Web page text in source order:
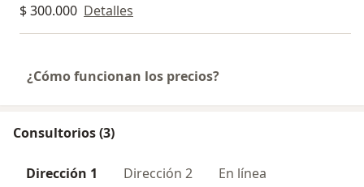
$ 300.000 Detalles
¿Cómo funcionan los precios?
Consultorios (3)
Dirección 1 Dirección 2 En línea